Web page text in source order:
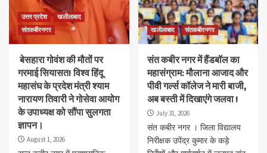
उत्तर प्रदेश
खलीलाबाद
संतकबीरनगर
बेसहारा गोवंश की मौतों पर
गरमाई सियासत! विश्व हिंदू
महासंघ के प्रदेश मंत्री श्याम
नारायण तिवारी ने गोसेवा आयोग
के उपाध्यक्ष को सौंपा सुलगता
ज्ञापन।
August 1, 2026
खलीलाबाद संतकबीरनगर
संत कबीर नगर में हैंडबॉल का
महासंग्राम: मौलाना आजाद और
पीवी गर्ल्स कॉलेज ने मारी बाजी,
अब बस्ती में दिखाएंगे जलवा !
July 31, 2026
संत कबीर नगर । जिला विद्यालय
निरीक्षक उपेंद्र कुमार के कड़े